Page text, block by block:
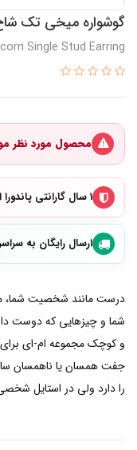
گوشواره میخی تک
Single Stud Earring
محصول مورد نظر
۱ سال گارانتی پاندورا ایران
ارسال رایگان به
درست مانند شخصیت شما،
شما و چیزهایی که دوست
و کوچک مجموعه ام-ای
جفت همسان یا ناهمسان
را دارد ولی در استایل